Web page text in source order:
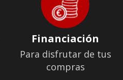
Financiación
Para disfrutar de tus
compras